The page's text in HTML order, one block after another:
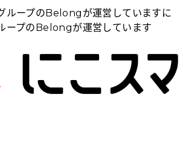
ループのBelongが運営しています に
ープのBelongが運営しています